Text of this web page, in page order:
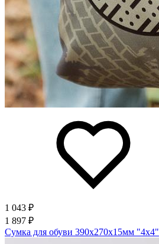
1 043 ₽
1 897 ₽
Сумка для обуви 390х270х15мм "4х4"